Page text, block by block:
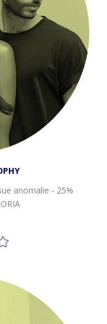
anomalie - 25%